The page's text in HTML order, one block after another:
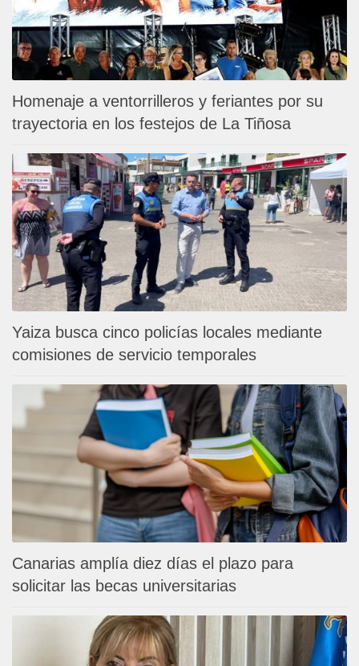
Homenaje a ventorrilleros y feriantes por su
trayectoria en los festejos de La Tiñosa
Yaiza busca cinco policías locales mediante
comisiones de servicio temporales
Canarias amplía diez días el plazo para
solicitar las becas universitarias